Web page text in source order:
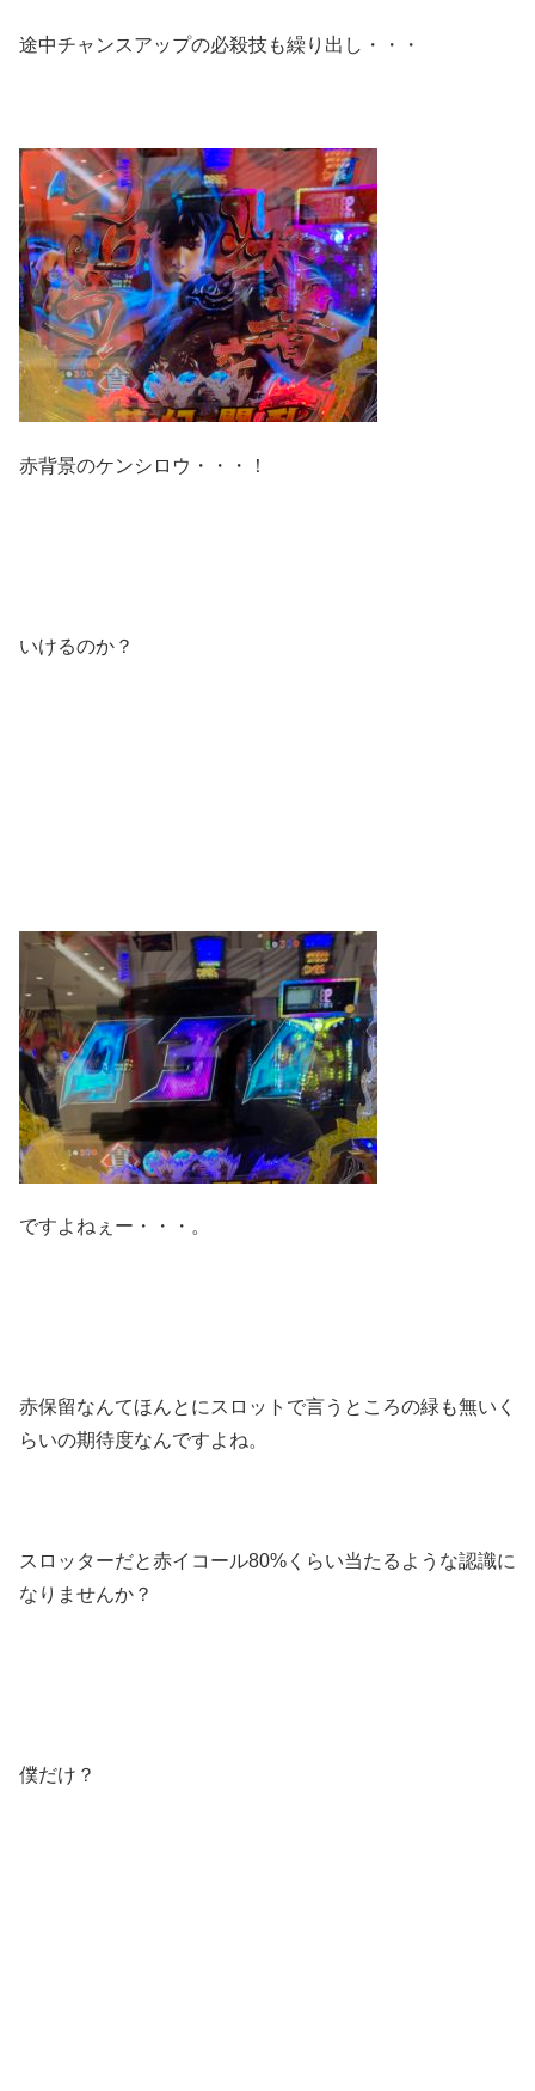
途中チャンスアップの必殺技も繰り出し・・・
赤背景のケンシロウ・・・！
いけるのか？
ですよねぇー・・・。
赤保留なんてほんとにスロットで言うところの緑も無いく
らいの期待度なんですよね。
スロッターだと赤イコール80%くらい当たるような認識に
なりませんか？
僕だけ？